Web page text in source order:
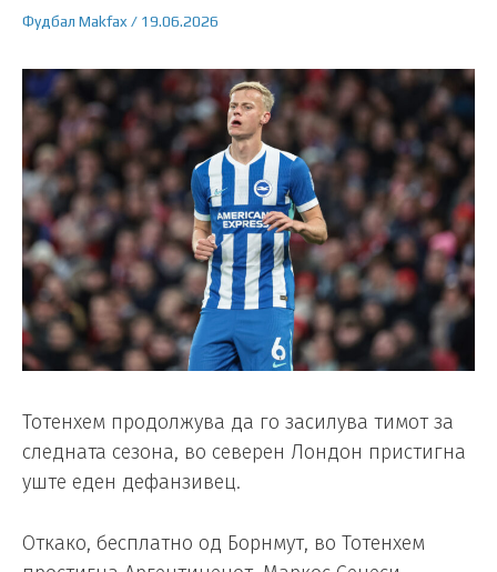
Фудбал Makfax / 19.06.2026
Тотенхем продолжува да го засилува тимот за
следната сезона, во северен Лондон пристигна
уште еден дефанзивец.
Откако, бесплатно од Борнмут, во Тотенхем